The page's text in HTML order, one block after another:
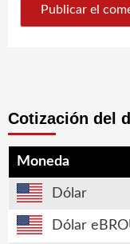
Cotización del
Moneda
Dólar
Dólar